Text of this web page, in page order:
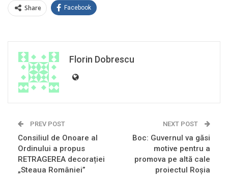
Share Facebook
Florin Dobrescu
PREV POST
Consiliul de Onoare al
Ordinului a propus
RETRAGEREA decorației
„Steaua României”
NEXT POST
Boc: Guvernul va găsi
motive pentru a
promova pe altă cale
proiectul Roşia